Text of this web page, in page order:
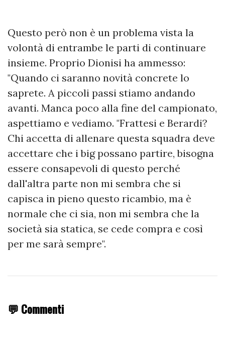
Questo però non è un problema vista la
volontà di entrambe le parti di continuare
insieme. Proprio Dionisi ha ammesso:
"Quando ci saranno novità concrete lo
saprete. A piccoli passi stiamo andando
avanti. Manca poco alla fine del campionato,
aspettiamo e vediamo. "Frattesi e Berardi?
Chi accetta di allenare questa squadra deve
accettare che i big possano partire, bisogna
essere consapevoli di questo perché
dall'altra parte non mi sembra che si
capisca in pieno questo ricambio, ma è
normale che ci sia, non mi sembra che la
società sia statica, se cede compra e così
per me sarà sempre".
💬 Commenti